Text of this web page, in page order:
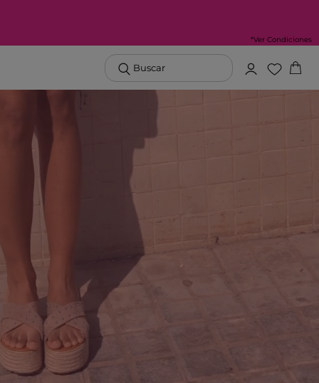
*Ver Condiciones
Buscar